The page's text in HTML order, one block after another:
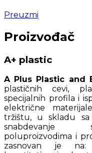
Preuzmi
Proizvođač
A+ plastic
A Plus Plastic and
plastičnih cevi,
specijalnih profila i
električne
tržištu, u skladu sa
snabdevanje
poluproizvodima i
zasnovan je na: